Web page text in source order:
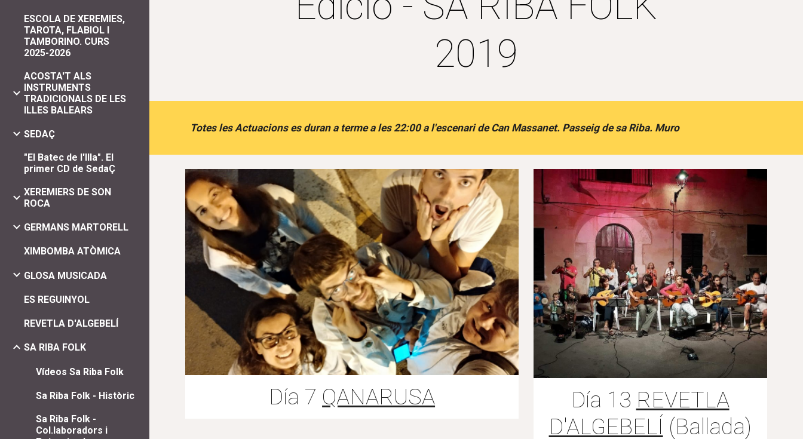
ESCOLA DE XEREMIES,
TAROTA, FLABIOL I
TAMBORINO. CURS
2025-2026
ACOSTA'T ALS
INSTRUMENTS
TRADICIONALS DE LES
ILLES BALEARS
SEDAÇ
"El Batec de l'Illa". El
primer CD de SedaÇ
XEREMIERS DE SON
ROCA
GERMANS MARTORELL
XIMBOMBA ATÒMICA
GLOSA MUSICADA
ES REGUINYOL
REVETLA D'ALGEBELÍ
SA RIBA FOLK
Vídeos Sa Riba Folk
Sa Riba Folk - Històric
Sa Riba Folk -
Col.laboradors i
2019
Totes les Actuacions es duran a terme a les 22:00 a l'escenari de Can Massanet. Passeig de sa Riba. Muro
Día 7 QANARUSA Día 13 REVETLA
D'ALGEBELÍ (Ballada)